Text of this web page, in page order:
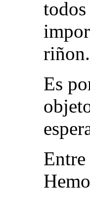
riñon.
Es
Entre